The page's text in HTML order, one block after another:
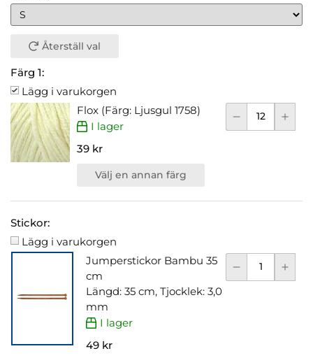
Återställ val
Färg 1:
Lägg i varukorgen
Flox (Färg: Ljusgul 1758)
I lager
39 kr
Välj en annan färg
Stickor:
Lägg i varukorgen
Jumperstickor Bambu 35
cm
Längd: 35 cm, Tjocklek: 3,0
mm
I lager
49 kr